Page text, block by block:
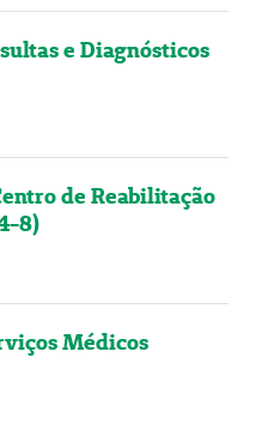
e Diagnósticos
de Reabilitação
8)
Médicos